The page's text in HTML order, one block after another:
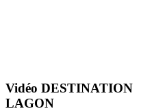
Vidéo DESTINATION
LAGON